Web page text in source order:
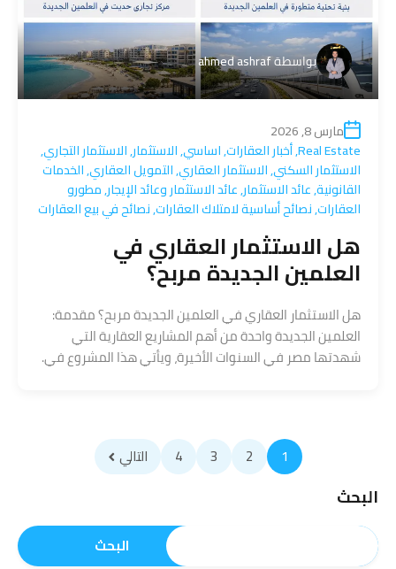
بواسطةahmed ashraf
مارس 8, 2026
Real Estate
,أخبار العقارات,اساسي,الاستثمار,الاستثمار التجاري,
الاستثمار السكني,الاستثمار العقاري,التمويل العقاري,الخدمات
القانونية,عائد الاستثمار,عائد الاستثمار وعائد الإيجار,مطورو
العقارات,نصائح أساسية لامتلاك العقارات,نصائح في بيع العقارات
هل الاستثمار العقاري في
العلمين الجديدة مربح؟
هل الاستثمار العقاري في العلمين الجديدة مربح؟ مقدمة:
العلمين الجديدة واحدة من أهم المشاريع العقارية التي
شهدتها مصر في السنوات الأخيرة، ويأتي هذا المشروع في.
1
2
3
4 التالي
البحث
البحث